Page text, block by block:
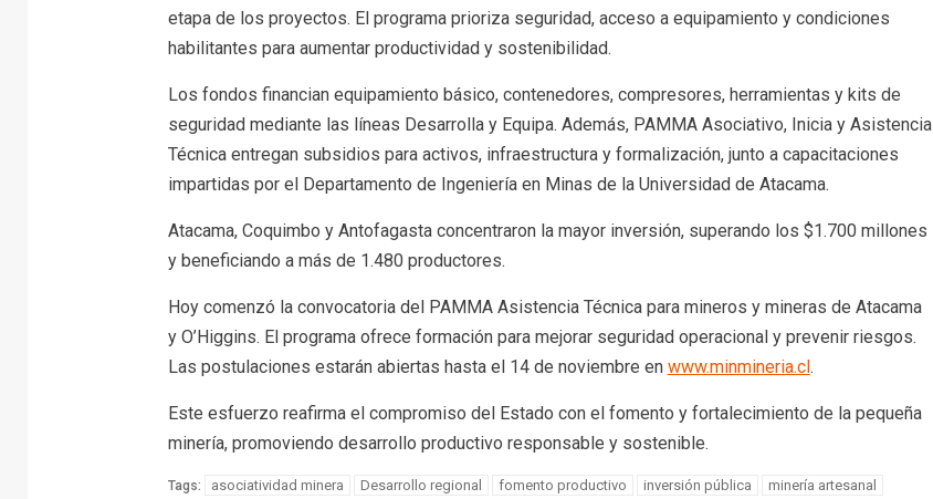
etapa de los proyectos. El programa prioriza seguridad, acceso a equipamiento y condiciones
habilitantes para aumentar productividad y sostenibilidad.
Los fondos financian equipamiento básico, contenedores, compresores, herramientas y kits de
seguridad mediante las líneas Desarrolla y Equipa. Además, PAMMA Asociativo, Inicia y Asistencia
Técnica entregan subsidios para activos, infraestructura y formalización, junto a capacitaciones
impartidas por el Departamento de Ingeniería en Minas de la Universidad de Atacama.
Atacama, Coquimbo y Antofagasta concentraron la mayor inversión, superando los $1.700 millones
y beneficiando a más de 1.480 productores.
Hoy comenzó la convocatoria del PAMMA Asistencia Técnica para mineros y mineras de Atacama
y O’Higgins. El programa ofrece formación para mejorar seguridad operacional y prevenir riesgos.
Las postulaciones estarán abiertas hasta el 14 de noviembre en www.minmineria.cl.
Este esfuerzo reafirma el compromiso del Estado con el fomento y fortalecimiento de la pequeña
minería, promoviendo desarrollo productivo responsable y sostenible.
Tags: asociatividad minera Desarrollo regional fomento productivo inversión pública
minería artesanal